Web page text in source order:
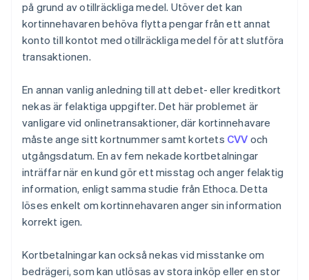
på grund av otillräckliga medel. Utöver det kan
kortinnehavaren behöva flytta pengar från ett annat
konto till kontot med otillräckliga medel för att slutföra
transaktionen.
En annan vanlig anledning till att debet- eller kreditkort
nekas är felaktiga uppgifter. Det här problemet är
vanligare vid onlinetransaktioner, där kortinnehavare
måste ange sitt kortnummer samt kortets CVV och
utgångsdatum. En av fem nekade kortbetalningar
inträffar när en kund gör ett misstag och anger felaktig
information, enligt samma studie från Ethoca. Detta
löses enkelt om kortinnehavaren anger sin information
korrekt igen.
Kortbetalningar kan också nekas vid misstanke om
bedrägeri, som kan utlösas av stora inköp eller en stor